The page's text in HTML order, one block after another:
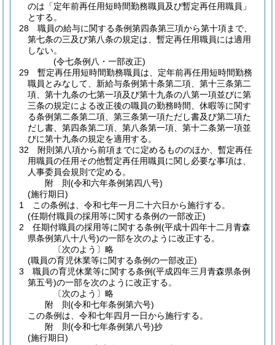
のは「定年前再任用短時間勤務職員及び暫定再任用職員」
とする。
28
職員の給与に関する条例第四条第三項から第十項まで、
第七条の三及び第八条の規定は、暫定再任用職員には適用
しない。
(令七条例八・一部改正)
29
暫定再任用短時間勤務職員は、定年前再任用短時間勤務
職員とみなして、新給与条例第十条第二項、第十三条第二
項、第十九条の七第一項及び第十九条の八第一項並びに第
三条の規定による改正後の職員の勤務時間、休暇等に関す
る条例第二条第二項、第三条第一項ただし書及び第二項た
だし書、第四条第二項、第八条第一項、第十二条第一項並
びに第十九条の規定を適用する。
32
附則第八項から前項までに定めるもののほか、暫定再任
用職員の任用その他暫定再任用職員に関し必要な事項は、
人事委員会規則で定める。
附 則(令和六年条例第四八号)
(施行期日)
1
この条例は、令和七年一月二十六日から施行する。
(任期付職員の採用等に関する条例の一部改正)
2
任期付職員の採用等に関する条例(平成十四年十二月青森
県条例第八十八号)の一部を次のように改正する。
〔次のよう〕略
(職員の育児休業等に関する条例の一部改正)
3
職員の育児休業等に関する条例(平成四年三月青森県条例
第五号)の一部を次のように改正する。
〔次のよう〕略
附 則(令和七年条例第六号)
この条例は、令和七年四月一日から施行する。
附 則(令和七年条例第八号)抄
(施行期日)